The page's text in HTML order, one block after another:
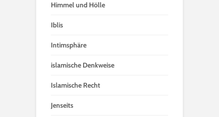
Himmel und Hölle
Iblis
Intimsphäre
islamische Denkweise
Islamische Recht
Jenseits